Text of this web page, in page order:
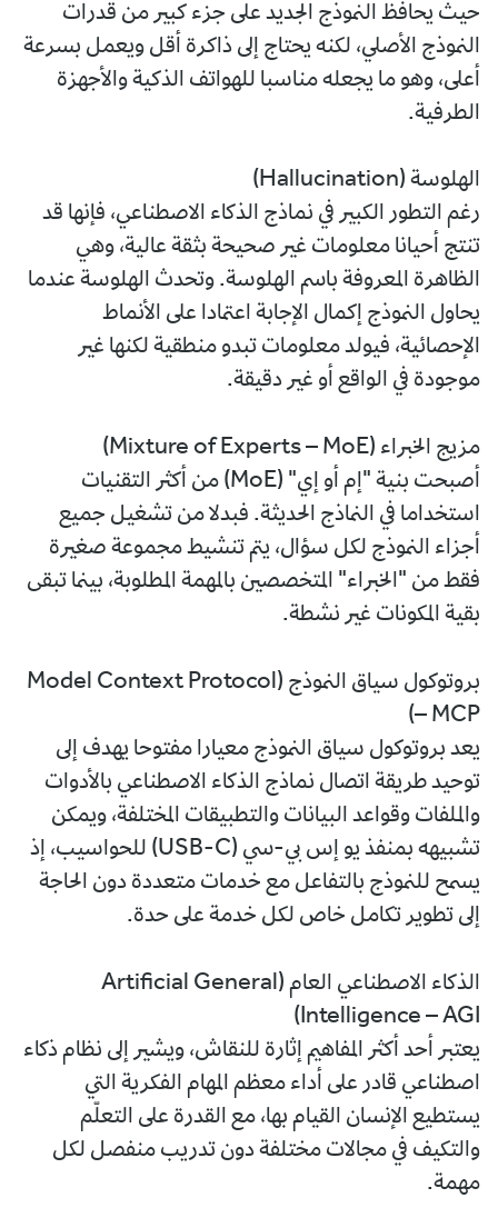
حيث يحافظ النموذج الجديد على جزء كبير من قدرات
النموذج الأصلي، لكنه يحتاج إلى ذاكرة أقل ويعمل بسرعة
أعلى، وهو ما يجعله مناسبا للهواتف الذكية والأجهزة
الطرفية.
الهلوسة (Hallucination)
رغم التطور الكبير في نماذج الذكاء الاصطناعي، فإنها قد
تنتج أحيانا معلومات غير صحيحة بثقة عالية، وهي
الظاهرة المعروفة باسم الهلوسة. وتحدث الهلوسة عندما
يحاول النموذج إكمال الإجابة اعتمادا على الأنماط
الإحصائية، فيولد معلومات تبدو منطقية لكنها غير
موجودة في الواقع أو غير دقيقة.
مزيج الخبراء (Mixture of Experts – MoE)
أصبحت بنية "إم أو إي" (MoE) من أكثر التقنيات
استخداما في النماذج الحديثة. فبدلا من تشغيل جميع
أجزاء النموذج لكل سؤال، يتم تنشيط مجموعة صغيرة
فقط من "الخبراء" المتخصصين بالمهمة المطلوبة، بينما تبقى
بقية المكونات غير نشطة.
بروتوكول سياق النموذج (Model Context Protocol
– MCP)
يعد بروتوكول سياق النموذج معيارا مفتوحا يهدف إلى
توحيد طريقة اتصال نماذج الذكاء الاصطناعي بالأدوات
والملفات وقواعد البيانات والتطبيقات المختلفة، ويمكن
تشبيهه بمنفذ يو إس بي-سي (USB-C) للحواسيب، إذ
يسمح للنموذج بالتفاعل مع خدمات متعددة دون الحاجة
إلى تطوير تكامل خاص لكل خدمة على حدة.
الذكاء الاصطناعي العام (Artificial General
Intelligence – AGI)
يعتبر أحد أكثر المفاهيم إثارة للنقاش، ويشير إلى نظام ذكاء
اصطناعي قادر على أداء معظم المهام الفكرية التي
يستطيع الإنسان القيام بها، مع القدرة على التعلّم
والتكيف في مجالات مختلفة دون تدريب منفصل لكل
مهمة.